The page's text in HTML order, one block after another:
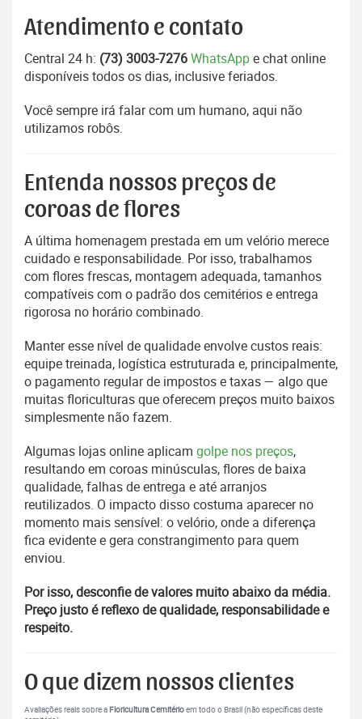
Atendimento e contato
Central 24 h: (73) 3003-7276WhatsAppe chat online
disponíveis todos os dias, inclusive feriados.
Você sempre irá falar com um humano, aqui não
utilizamos robôs.
Entenda nossos preços de
coroas de flores
A última homenagem prestada em um velório merece
cuidado e responsabilidade. Por isso, trabalhamos
com flores frescas, montagem adequada, tamanhos
compatíveis com o padrão dos cemitérios e entrega
rigorosa no horário combinado.
Manter esse nível de qualidade envolve custos reais:
equipe treinada, logística estruturada e, principalmente,
o pagamento regular de impostos e taxas — algo que
muitas floriculturas que oferecem preços muito baixos
simplesmente não fazem.
Algumas lojas online aplicam golpe nos preços,
resultando em coroas minúsculas, flores de baixa
qualidade, falhas de entrega e até arranjos
reutilizados. O impacto disso costuma aparecer no
momento mais sensível: o velório, onde a diferença
fica evidente e gera constrangimento para quem
enviou.
Por isso, desconfie de valores muito abaixo da média.
Preço justo é reflexo de qualidade, responsabilidade e
respeito.
O que dizem nossos clientes
Avaliações reais sobre a Floricultura Cemitérioem todo o Brasil (não específicas deste